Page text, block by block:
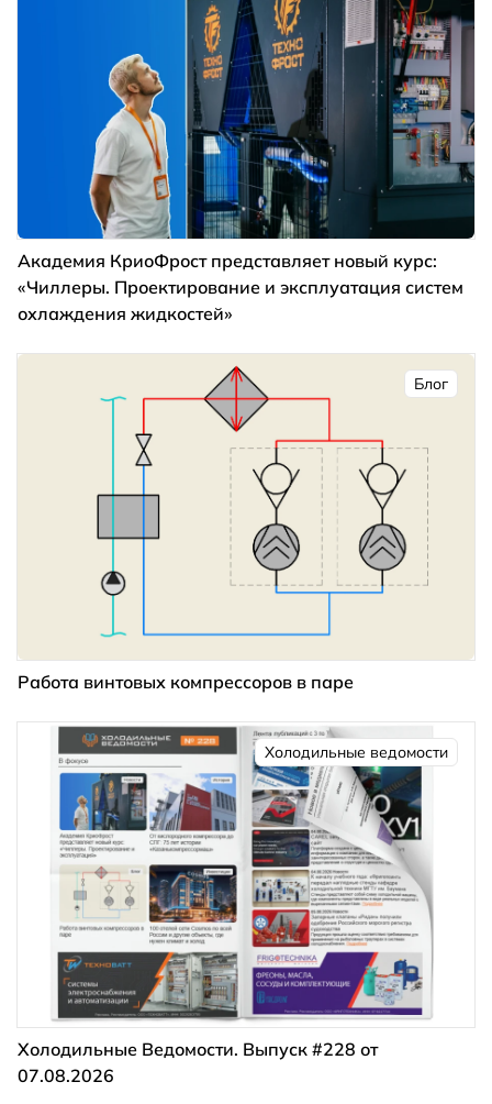
Академия КриоФрост представляет новый курс:
«Чиллеры. Проектирование и эксплуатация систем
охлаждения жидкостей»
Блог
Работа винтовых компрессоров в паре
Холодильные ведомости
Холодильные Ведомости. Выпуск #228 от
07.08.2026